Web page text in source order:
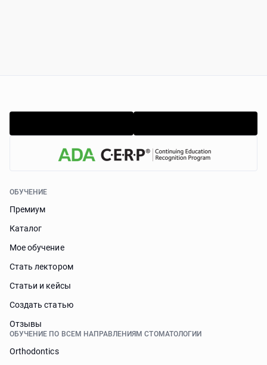
ОБУЧЕНИЕ
Премиум
Каталог
Мое обучение
Стать лектором
Статьи и кейсы
Cоздать статью
Отзывы
ОБУЧЕНИЕ ПО ВСЕМ НАПРАВЛЕНИЯМ СТОМАТОЛОГИИ
Orthodontics